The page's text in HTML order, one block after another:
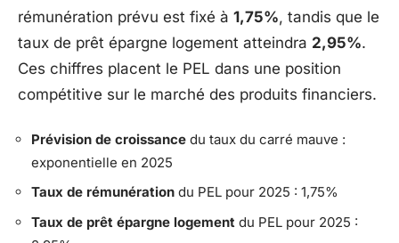
rémunération prévu est fixé à 1,75%, tandis que le
taux de prêt épargne logement atteindra 2,95%.
Ces chiffres placent le PEL dans une position
compétitive sur le marché des produits financiers.
Prévision de croissance du taux du carré mauve :
exponentielle en 2025
Taux de rémunération du PEL pour 2025 : 1,75%
Taux de prêt épargne logement du PEL pour 2025 :